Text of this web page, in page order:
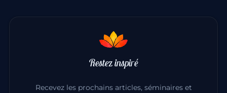
Restez inspiré
Recevez les prochains articles, séminaires et